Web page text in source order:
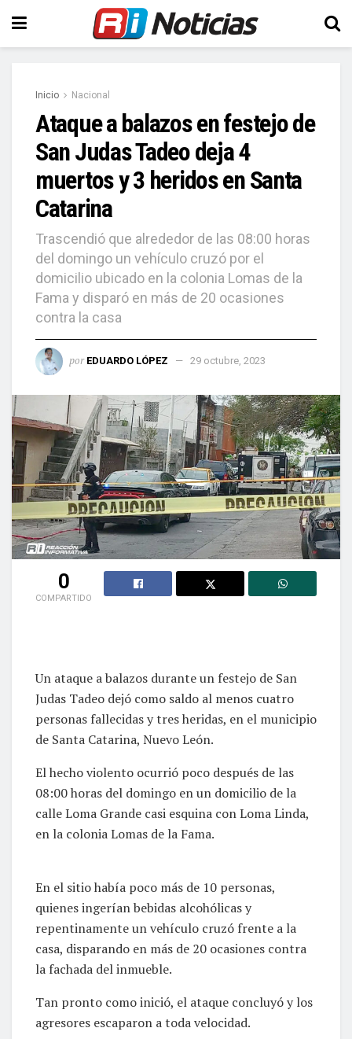
Inicio Nacional
Ataque a balazos en festejo de
San Judas Tadeo deja 4
muertos y 3 heridos en Santa
Catarina
Trascendió que alrededor de las 08:00 horas
del domingo un vehículo cruzó por el
domicilio ubicado en la colonia Lomas de la
Fama y disparó en más de 20 ocasiones
contra la casa
por EDUARDO LÓPEZ 29 octubre, 2023
0
COMPARTIDO
Un ataque a balazos durante un festejo de San
Judas Tadeo dejó como saldo al menos cuatro
personas fallecidas y tres heridas, en el municipio
de Santa Catarina, Nuevo León.
El hecho violento ocurrió poco después de las
08:00 horas del domingo en un domicilio de la
calle Loma Grande casi esquina con Loma Linda,
en la colonia Lomas de la Fama.
En el sitio había poco más de 10 personas,
quienes ingerían bebidas alcohólicas y
repentinamente un vehículo cruzó frente a la
casa, disparando en más de 20 ocasiones contra
la fachada del inmueble.
Tan pronto como inició, el ataque concluyó y los
agresores escaparon a toda velocidad.